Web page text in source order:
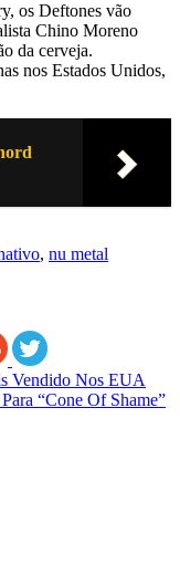
os Deftones vão
Chino Moreno
da cerveja.
nos Estados Unidos,
, nu metal
Vendido Nos EUA
“Cone Of Shame”